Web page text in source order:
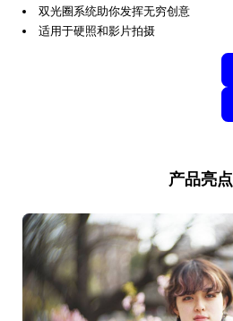
双光圈系统助你发挥无穷创意
适用于硬照和影片拍摄
产品亮点